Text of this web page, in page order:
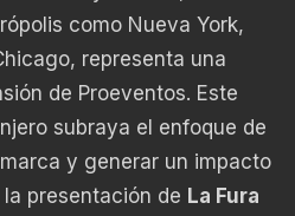
como Nueva York,
representa una
de Proeventos. Este
subraya el enfoque de
y generar un impacto
presentación de La Fura